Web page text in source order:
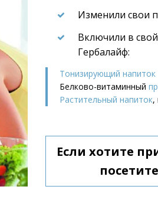
Изменили свои
Включили в
Гербалайф:
Тонизирующий напиток
Белково-витаминный
Растительный напиток,
Если хотите